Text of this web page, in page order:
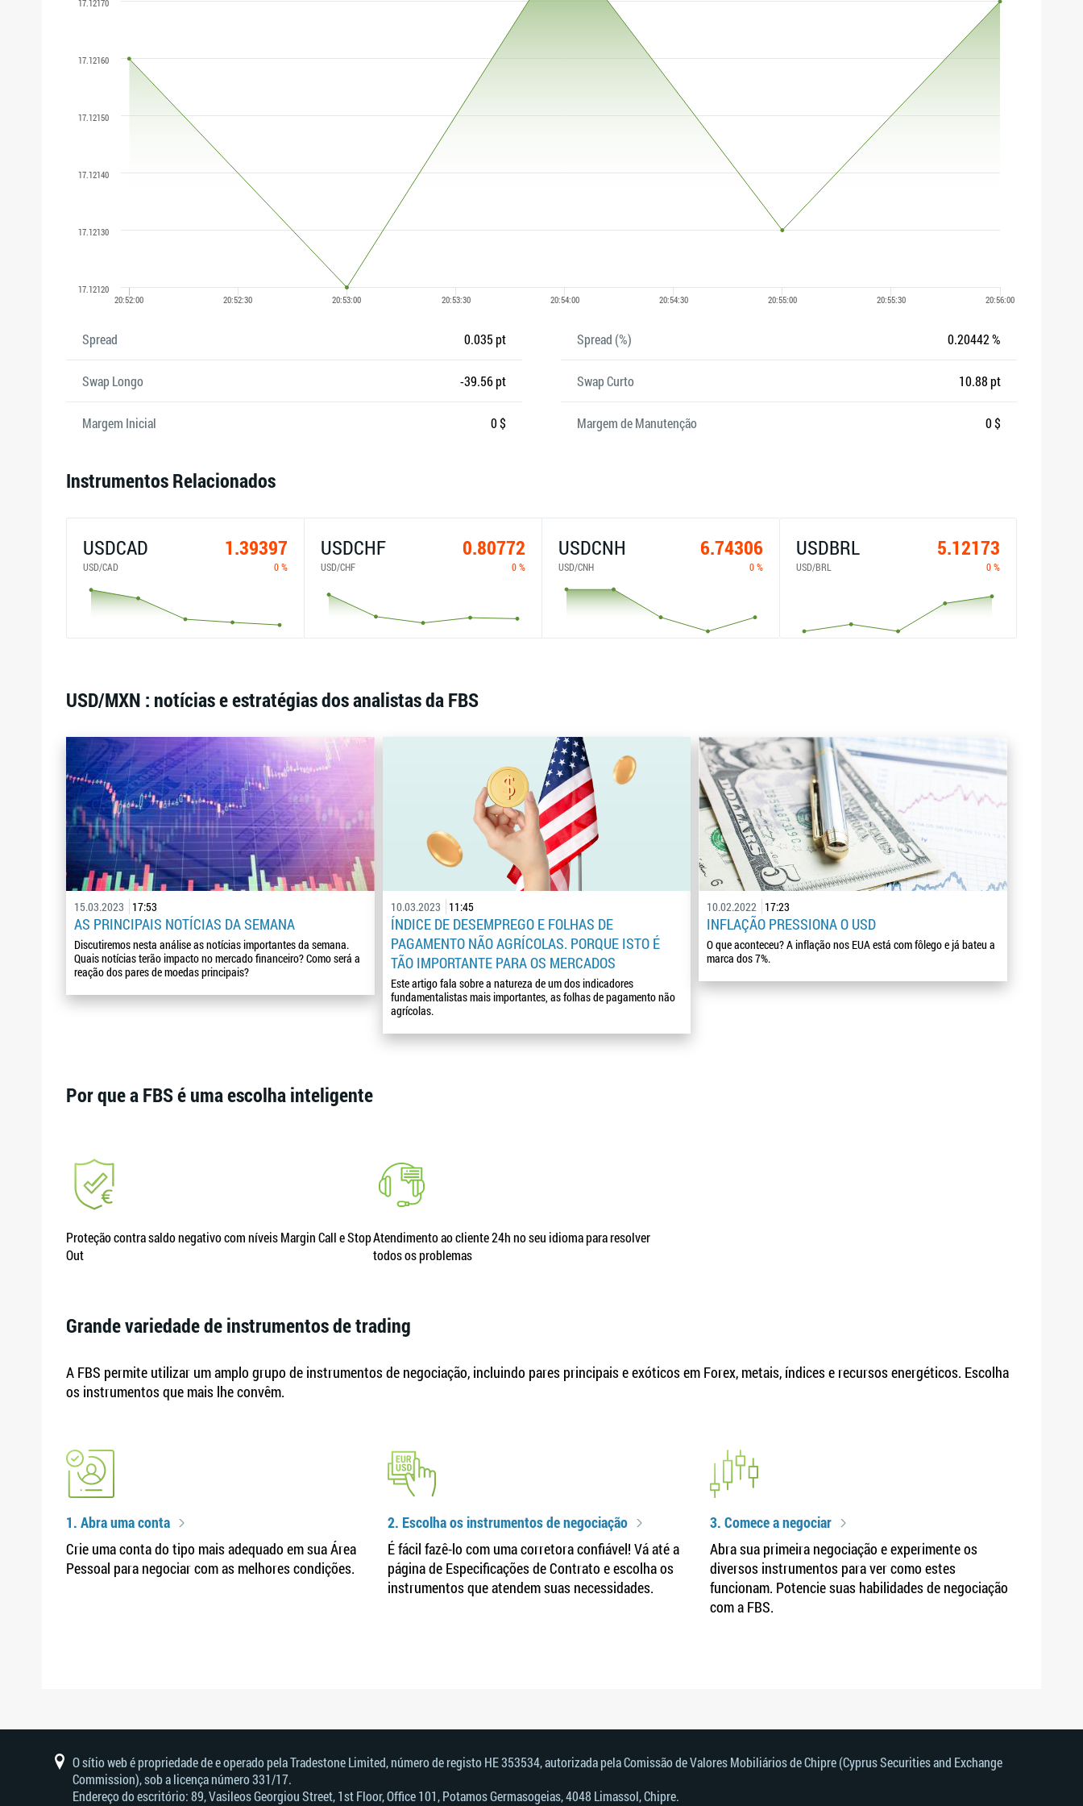
Spread 0.035 pt Spread (%) 0.20442 %
Swap Longo -39.56 pt Swap Curto 10.88 pt
Margem Inicial 0 $ Margem de Manutenção 0 $
Instrumentos Relacionados
USDCAD 1.39397
USD/CAD 0 %
USDCHF 0.80772
USD/CHF 0 %
USDCNH 6.74306
USD/CNH 0 %
USDBRL 5.12173
USD/BRL 0 %
USD/MXN : notícias e estratégias dos analistas da FBS
15.03.2023 17:53
AS PRINCIPAIS NOTÍCIAS DA SEMANA
Discutiremos nesta análise as notícias importantes da semana.
Quais notícias terão impacto no mercado financeiro? Como será a
reação dos pares de moedas principais?
10.03.2023 11:45
ÍNDICE DE DESEMPREGO E FOLHAS DE
PAGAMENTO NÃO AGRÍCOLAS. PORQUE ISTO É
TÃO IMPORTANTE PARA OS MERCADOS
Este artigo fala sobre a natureza de um dos indicadores
fundamentalistas mais importantes, as folhas de pagamento não
agrícolas.
10.02.2022 17:23
INFLAÇÃO PRESSIONA O USD
O que aconteceu? A inflação nos EUA está com fôlego e já bateu a
marca dos 7%.
Por que a FBS é uma escolha inteligente
Proteção contra saldo negativo com níveis Margin Call e Stop
Out
Atendimento ao cliente 24h no seu idioma para resolver
todos os problemas
Grande variedade de instrumentos de trading
A FBS permite utilizar um amplo grupo de instrumentos de negociação, incluindo pares principais e exóticos em Forex, metais, índices e recursos energéticos. Escolha
os instrumentos que mais lhe convêm.
1. Abra uma conta
Crie uma conta do tipo mais adequado em sua Área
Pessoal para negociar com as melhores condições.
2. Escolha os instrumentos de negociação
É fácil fazê-lo com uma corretora confiável! Vá até a
página de Especificações de Contrato e escolha os
instrumentos que atendem suas necessidades.
3. Comece a negociar
Abra sua primeira negociação e experimente os
diversos instrumentos para ver como estes
funcionam. Potencie suas habilidades de negociação
com a FBS.
O sítio web é propriedade de e operado pela Tradestone Limited, número de registo HE 353534, autorizada pela Comissão de Valores Mobiliários de Chipre (Cyprus Securities and Exchange
Commission), sob a licença número 331/17.
Endereço do escritório: 89, Vasileos Georgiou Street, 1st Floor, Office 101, Potamos Germasogeias, 4048 Limassol, Chipre.